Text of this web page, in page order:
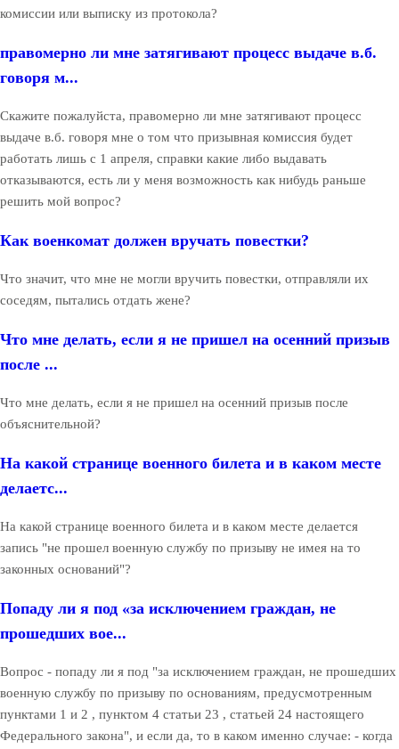
комиссии или выписку из протокола?
правомерно ли мне затягивают процесс выдаче в.б.
говоря м...
Скажите пожалуйста, правомерно ли мне затягивают процесс
выдаче в.б. говоря мне о том что призывная комиссия будет
работать лишь с 1 апреля, справки какие либо выдавать
отказываются, есть ли у меня возможность как нибудь раньше
решить мой вопрос?
Как военкомат должен вручать повестки?
Что значит, что мне не могли вручить повестки, отправляли их
соседям, пытались отдать жене?
Что мне делать, если я не пришел на осенний призыв
после ...
Что мне делать, если я не пришел на осенний призыв после
объяснительной?
На какой странице военного билета и в каком месте
делаетс...
На какой странице военного билета и в каком месте делается
запись "не прошел военную службу по призыву не имея на то
законных оснований"?
Попаду ли я под «за исключением граждан, не
прошедших вое...
Вопрос - попаду ли я под "за исключением граждан, не прошедших
военную службу по призыву по основаниям, предусмотренным
пунктами 1 и 2 , пунктом 4 статьи 23 , статьей 24 настоящего
Федерального закона", и если да, то в каком именно случае: - когда